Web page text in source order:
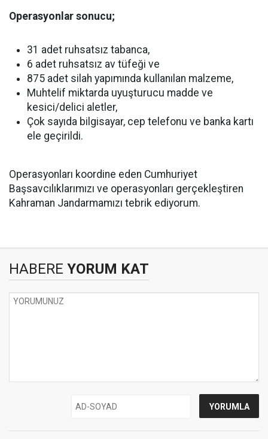
Operasyonlar sonucu;
31 adet ruhsatsız tabanca,
6 adet ruhsatsız av tüfeği ve
875 adet silah yapımında kullanılan malzeme,
Muhtelif miktarda uyuşturucu madde ve
kesici/delici aletler,
Çok sayıda bilgisayar, cep telefonu ve banka kartı
ele geçirildi.
Operasyonları koordine eden Cumhuriyet
Başsavcılıklarımızı ve operasyonları gerçekleştiren
Kahraman Jandarmamızı tebrik ediyorum.
HABERE YORUM KAT